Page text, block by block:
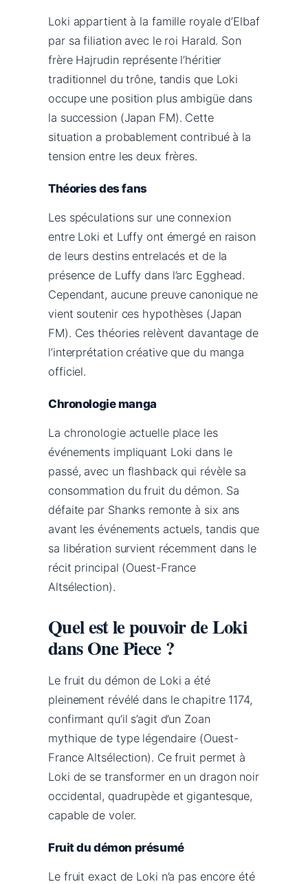
Loki appartient à la famille royale d’Elbaf
par sa filiation avec le roi Harald. Son
frère Hajrudin représente l’héritier
traditionnel du trône, tandis que Loki
occupe une position plus ambigüe dans
la succession (Japan FM). Cette
situation a probablement contribué à la
tension entre les deux frères.
Théories des fans
Les spéculations sur une connexion
entre Loki et Luffy ont émergé en raison
de leurs destins entrelacés et de la
présence de Luffy dans l’arc Egghead.
Cependant, aucune preuve canonique ne
vient soutenir ces hypothèses (Japan
FM). Ces théories relèvent davantage de
l’interprétation créative que du manga
officiel.
Chronologie manga
La chronologie actuelle place les
événements impliquant Loki dans le
passé, avec un flashback qui révèle sa
consommation du fruit du démon. Sa
défaite par Shanks remonte à six ans
avant les événements actuels, tandis que
sa libération survient récemment dans le
récit principal (Ouest-France
Altsélection).
Quel est le pouvoir de Loki
dans One Piece ?
Le fruit du démon de Loki a été
pleinement révélé dans le chapitre 1174,
confirmant qu’il s’agit d’un Zoan
mythique de type légendaire (Ouest-
France Altsélection). Ce fruit permet à
Loki de se transformer en un dragon noir
occidental, quadrupède et gigantesque,
capable de voler.
Fruit du démon présumé
Le fruit exact de Loki n’a pas encore été